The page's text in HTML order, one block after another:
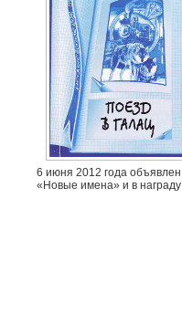
6 июня 2012 года объявлен
«Новые имена» и в награду